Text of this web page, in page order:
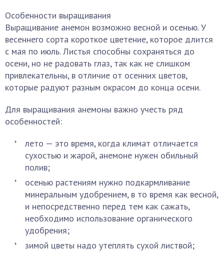
Особенности выращивания
Выращивание анемон возможно весной и осенью. У
весеннего сорта короткое цветение, которое длится
с мая по июль. Листья способны сохраняться до
осени, но не радовать глаз, так как не слишком
привлекательны, в отличие от осенних цветов,
которые радуют разным окрасом до конца осени.
Для выращивания анемоны важно учесть ряд
особенностей:
лето — это время, когда климат отличается
сухостью и жарой, анемоне нужен обильный
полив;
осенью растениям нужно подкармливание
минеральным удобрением, в то время как весной,
и непосредственно перед тем как сажать,
необходимо использование органического
удобрения;
зимой цветы надо утеплять сухой листвой;